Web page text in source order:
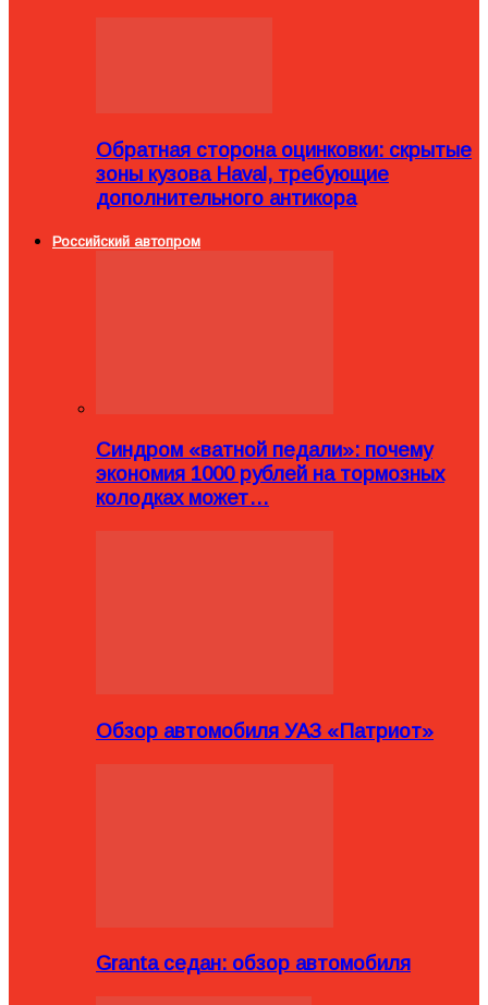
Обратная сторона оцинковки: скрытые
зоны кузова Haval, требующие
дополнительного антикора
Российский автопром
Синдром «ватной педали»: почему
экономия 1000 рублей на тормозных
колодках может…
Обзор автомобиля УАЗ «Патриот»
Granta седан: обзор автомобиля